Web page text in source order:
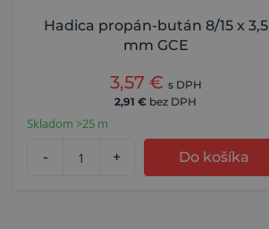
Hadica propán-bután 8/15 x 3,5
mm GCE
3,57 € s DPH
2,91 € bez DPH
Skladom >25 m
- + Do košíka